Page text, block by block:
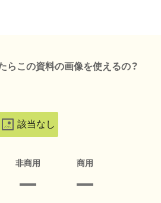
らこの資料の画像を使えるの？
該当なし
非商用 商用